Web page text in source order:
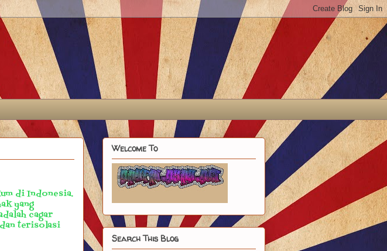
di Indonesia.
yang
cagar
terisolasi
Welcome To
Search This Blog